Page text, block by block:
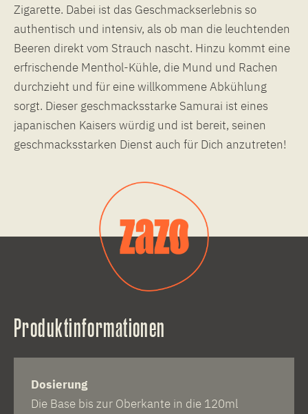
Zigarette. Dabei ist das Geschmackserlebnis so
authentisch und intensiv, als ob man die leuchtenden
Beeren direkt vom Strauch nascht. Hinzu kommt eine
erfrischende Menthol-Kühle, die Mund und Rachen
durchzieht und für eine willkommene Abkühlung
sorgt. Dieser geschmacksstarke Samurai ist eines
japanischen Kaisers würdig und ist bereit, seinen
geschmacksstarken Dienst auch für Dich anzutreten!
Produktinformationen
Dosierung
Die Base bis zur Oberkante in die 120ml